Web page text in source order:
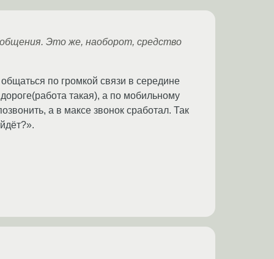
Это же, наоборот, средство
по громкой связи в середине
такая), а по мобильному
а в максе звонок сработал. Так